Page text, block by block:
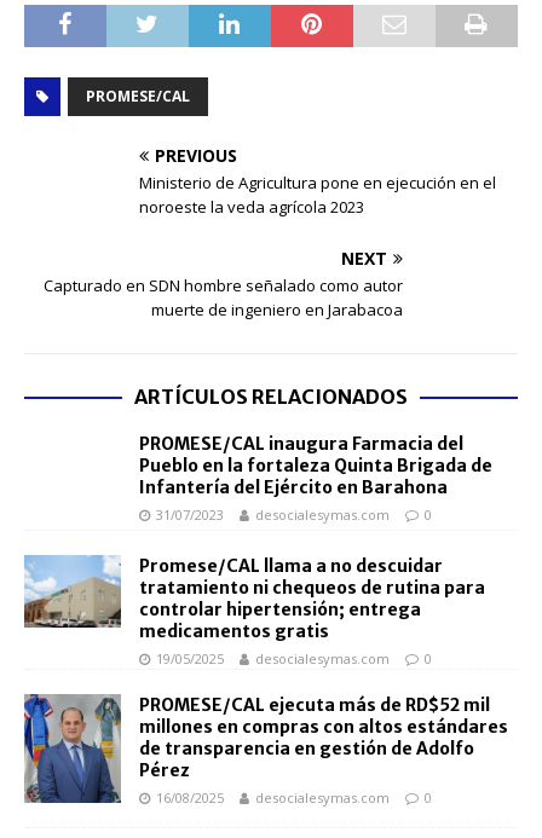
PROMESE/CAL
PREVIOUS
Ministerio de Agricultura pone en ejecución en el
noroeste la veda agrícola 2023
NEXT
Capturado en SDN hombre señalado como autor
muerte de ingeniero en Jarabacoa
ARTÍCULOS RELACIONADOS
PROMESE/CAL inaugura Farmacia del
Pueblo en la fortaleza Quinta Brigada de
Infantería del Ejército en Barahona
31/07/2023 desocialesymas.com 0
Promese/CAL llama a no descuidar
tratamiento ni chequeos de rutina para
controlar hipertensión; entrega
medicamentos gratis
19/05/2025 desocialesymas.com 0
PROMESE/CAL ejecuta más de RD$52 mil
millones en compras con altos estándares
de transparencia en gestión de Adolfo
Pérez
16/08/2025 desocialesymas.com 0